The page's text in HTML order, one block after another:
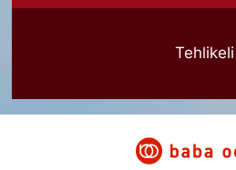
Tehlikeli